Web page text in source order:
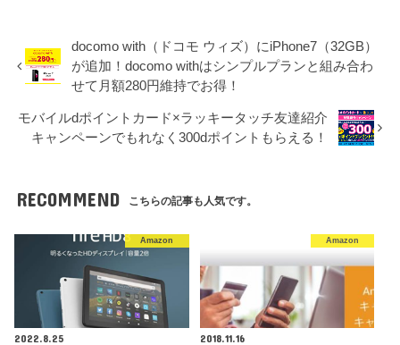
docomo with（ドコモ ウィズ）にiPhone7（32GB）
が追加！docomo withはシンプルプランと組み合わ
せて月額280円維持でお得！
モバイルdポイントカード×ラッキータッチ友達紹介
キャンペーンでもれなく300dポイントもらえる！
RECOMMEND こちらの記事も人気です。
Amazon
2022.8.25
Amazon
2018.11.16